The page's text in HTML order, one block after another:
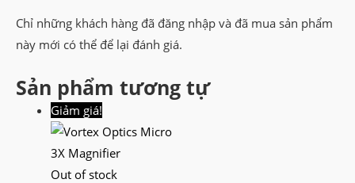
Chỉ những khách hàng đã đăng nhập và đã mua sản phẩm
này mới có thể để lại đánh giá.
Sản phẩm tương tự
Giảm giá!
Out of stock